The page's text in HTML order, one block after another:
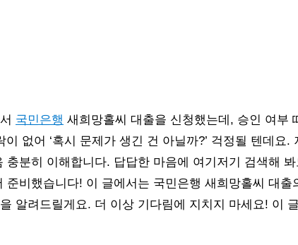
국민은행 새희망홀씨 대출을 신청했는데, 승인 여부
없어 ‘혹시 문제가 생긴 건 아닐까?’ 걱정될 텐데요.
충분히 이해합니다. 답답한 마음에 여기저기 검색해
준비했습니다! 이 글에서는 국민은행 새희망홀씨 대출
알려드릴게요. 더 이상 기다림에 지치지 마세요! 이